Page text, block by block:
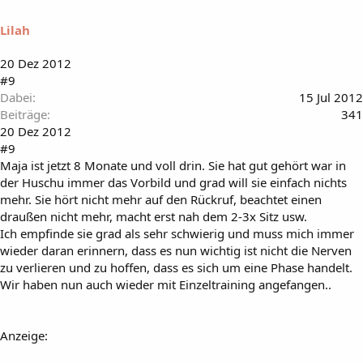
Lilah
20 Dez 2012
#9
Dabei
15 Jul 2012
Beiträge
341
20 Dez 2012
#9
Maja ist jetzt 8 Monate und voll drin. Sie hat gut gehört war in
der Huschu immer das Vorbild und grad will sie einfach nichts
mehr. Sie hört nicht mehr auf den Rückruf, beachtet einen
draußen nicht mehr, macht erst nah dem 2-3x Sitz usw.
Ich empfinde sie grad als sehr schwierig und muss mich immer
wieder daran erinnern, dass es nun wichtig ist nicht die Nerven
zu verlieren und zu hoffen, dass es sich um eine Phase handelt.
Wir haben nun auch wieder mit Einzeltraining angefangen..
Anzeige: